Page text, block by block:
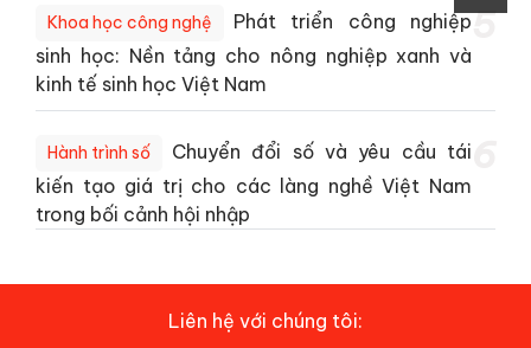
Khoa học công nghệ
Phát triển công nghiệp
sinh học: Nền tảng cho nông nghiệp xanh và
kinh tế sinh học Việt Nam
5
Hành trình số
Chuyển đổi số và yêu cầu tái
kiến tạo giá trị cho các làng nghề Việt Nam
trong bối cảnh hội nhập
Liên hệ với chúng tôi: